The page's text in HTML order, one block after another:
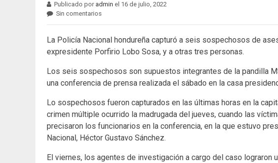
Publicado por admin el 16 de julio, 2022
Sin comentarios
La Policía Nacional hondureña capturó a seis sospechosos de
expresidente Porfirio Lobo Sosa, y a otras tres personas.
Los seis sospechosos son supuestos integrantes de la pandilla
una conferencia de prensa realizada el sábado en la casa
Lo sospechosos fueron capturados en las últimas horas en la
crimen múltiple ocurrido la madrugada del jueves, cuando las
precisaron los funcionarios en la conferencia, en la que estuvo
Nacional, Héctor Gustavo Sánchez.
El viernes, los agentes de investigación a cargo del caso lograron